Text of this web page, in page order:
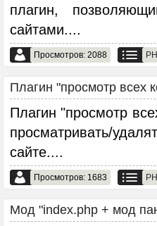
плагин,
сайтами....
Просмотров: 2088
Плагин "просмотр всех
Плагин "просмотр
просматривать/
сайте....
Просмотров: 1683
Мод "index.php + мод